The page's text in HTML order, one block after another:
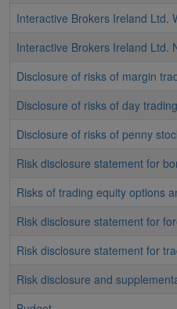
Interactive Brokers Ireland Ltd.
Interactive Brokers Ireland Ltd.
Disclosure of risks of margin
Disclosure of risks of day trading
Disclosure of risks of penny
Risk disclosure statement for
Risks of trading equity options
Risk disclosure statement for
Risk disclosure statement for
Risk disclosure and